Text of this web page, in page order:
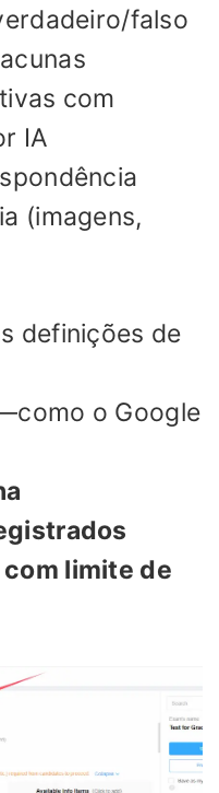
falso
com
IA
(imagens,
definições de
o Google
limite de